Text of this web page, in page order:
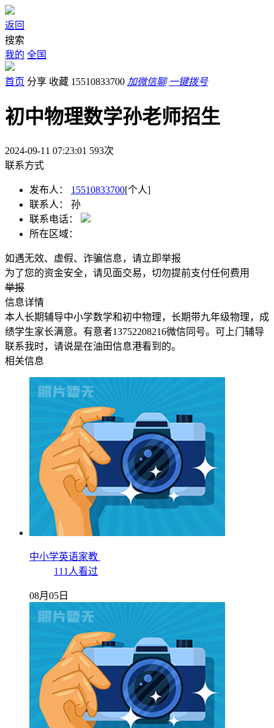
返回
搜索
我的 全国
首页 分享 收藏 15510833700 加微信聊 一键拨号
初中物理数学孙老师招生
2024-09-11 07:23:01 593次
联系方式
发布人： 15510833700[个人]
联系人：
孙
联系电话：
所在区域：
如遇无效、虚假、诈骗信息，请立即举报
为了您的资金安全，请见面交易，切勿提前支付任何费用
举报
信息详情
本人长期辅导中小学数学和初中物理，长期带九年级物理，成
绩学生家长满意。有意者13752208216微信同号。可上门辅导
联系我时，请说是在油田信息港看到的。
相关信息
中小学英语家教
111人看过
08月05日